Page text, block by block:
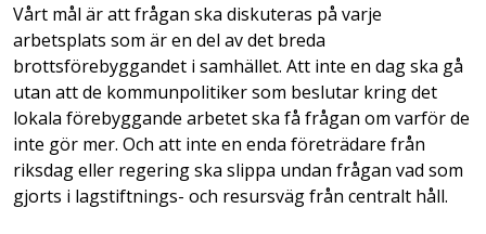
Vårt mål är att frågan ska diskuteras på varje
arbetsplats som är en del av det breda
brottsförebyggandet i samhället. Att inte en dag ska gå
utan att de kommunpolitiker som beslutar kring det
lokala förebyggande arbetet ska få frågan om varför de
inte gör mer. Och att inte en enda företrädare från
riksdag eller regering ska slippa undan frågan vad som
gjorts i lagstiftnings- och resursväg från centralt håll.